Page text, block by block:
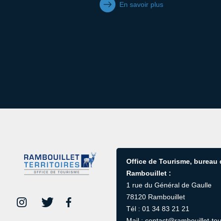
En savoir plus
Office de Tourisme, bureau
Rambouillet :
1 rue du Général de Gaulle
78120 Rambouillet
Tél : 01 34 83 21 21